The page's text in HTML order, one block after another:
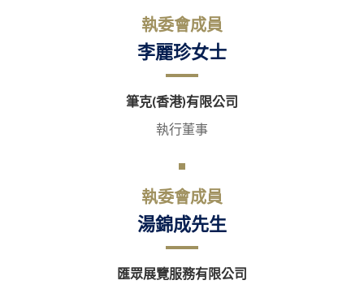
執委會成員
李麗珍女士
筆克(香港)有限公司
執行董事
執委會成員
湯錦成先生
匯眾展覽服務有限公司